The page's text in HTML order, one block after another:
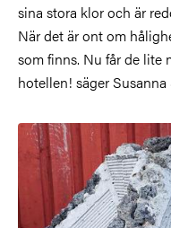
sina stora klor och är
När det är ont om
som finns. Nu får de lite
hotellen! säger Susanna
Bild